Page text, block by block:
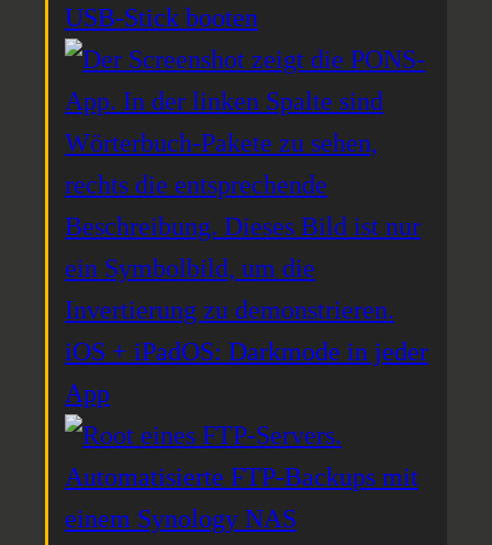
USB-Stick booten
iOS + iPadOS: Darkmode in jeder
App
Automatisierte FTP-Backups mit
einem Synology NAS